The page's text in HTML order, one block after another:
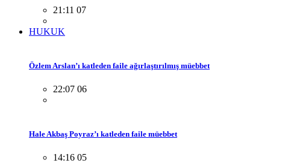
21:11 07
HUKUK
Özlem Arslan’ı katleden faile ağırlaştırılmış müebbet
22:07 06
Hale Akbaş Poyraz’ı katleden faile müebbet
14:16 05